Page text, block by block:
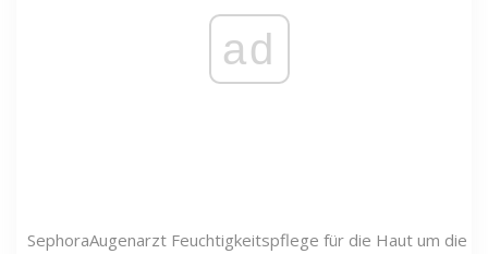
ad
SephoraAugenarzt Feuchtigkeitspflege für die Haut um die